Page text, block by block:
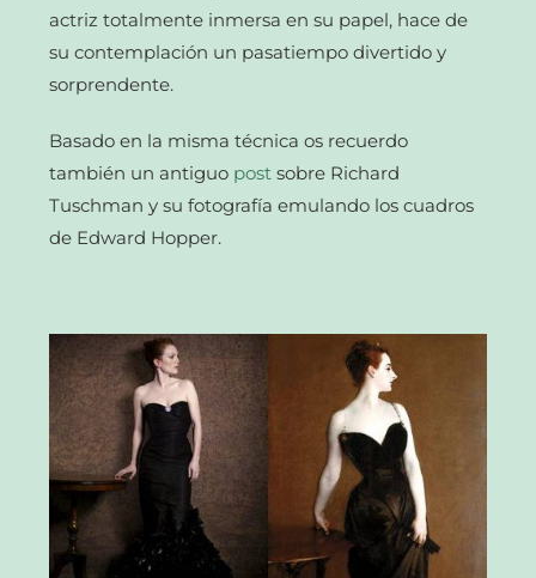
actriz totalmente inmersa en su papel, hace de
su contemplación un pasatiempo divertido y
sorprendente.
Basado en la misma técnica os recuerdo
también un antiguo post sobre Richard
Tuschman y su fotografía emulando los cuadros
de Edward Hopper.